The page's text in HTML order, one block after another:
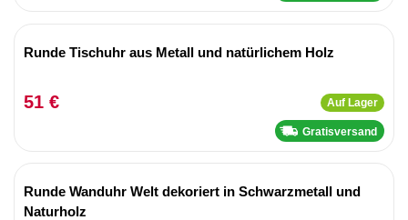
Runde Tischuhr aus Metall und natürlichem Holz
51 € Auf Lager
Gratisversand
Runde Wanduhr Welt dekoriert in Schwarzmetall und
Naturholz